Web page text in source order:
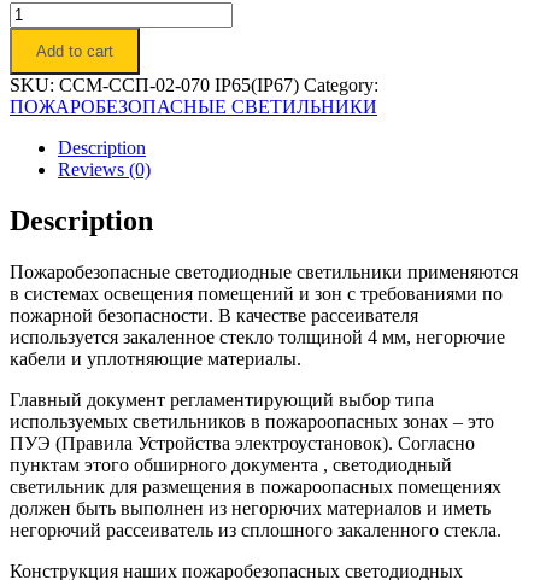
Светильник
светодиодный
пожаробезопасный
«Орион-
Q
70»
quantity
Add to cart
SKU: ССМ-ССП-02-070 IP65(IP67) Category:
ПОЖАРОБЕЗОПАСНЫЕ СВЕТИЛЬНИКИ
Description
Reviews (0)
Description
Пожаробезопасные светодиодные светильники применяются
в системах освещения помещений и зон с требованиями по
пожарной безопасности. В качестве рассеивателя
используется закаленное стекло толщиной 4 мм, негорючие
кабели и уплотняющие материалы.
Главный документ регламентирующий выбор типа
используемых светильников в пожароопасных зонах – это
ПУЭ (Правила Устройства электроустановок). Согласно
пунктам этого обширного документа , светодиодный
светильник для размещения в пожароопасных помещениях
должен быть выполнен из негорючих материалов и иметь
негорючий рассеиватель из сплошного закаленного стекла.
Конструкция наших пожаробезопасных светодиодных